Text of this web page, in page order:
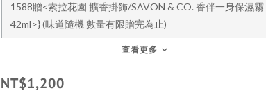
1588贈<索拉花園 擴香掛飾/SAVON & CO. 香伴一身保濕霧
42ml>} (味道隨機 數量有限贈完為止)
查看更多
NT$1,200